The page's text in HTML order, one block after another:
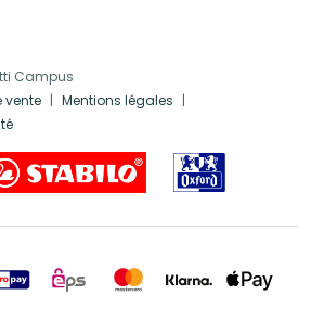
Campus
vente
Mentions légales